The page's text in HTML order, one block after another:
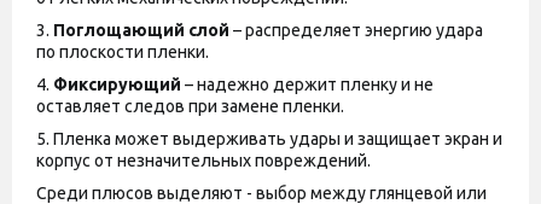
3. Поглощающий слой – распределяет энергию удара
по плоскости пленки.
4. Фиксирующий – надежно держит пленку и не
оставляет следов при замене пленки.
5. Пленка может выдерживать удары и защищает экран и
корпус от незначительных повреждений.
Среди плюсов выделяют - выбор между глянцевой или